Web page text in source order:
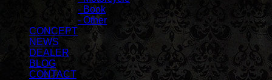
- Book
- Other
CONCEPT
NEWS
DEALER
BLOG
CONTACT